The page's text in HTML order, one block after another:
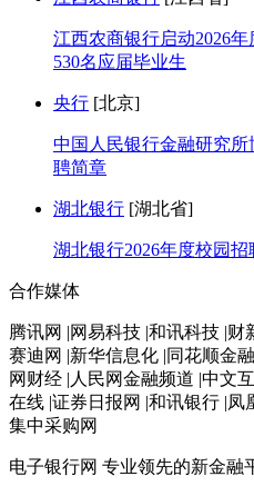
江西农商银行启动2026
530名应届毕业生
央行 [北京]
中国人民银行金融研究所
聘简章
湖北银行 [湖北省]
湖北银行2026年度校园招
合作媒体
腾讯网 |网易科技 |和讯科技 |财
赛迪网 |新华信息化 |同花顺金
网财经 |人民网金融频道 |中文
在线 |证券日报网 |和讯银行 |凤
集中采购网
电子银行网 专业领先的新金融